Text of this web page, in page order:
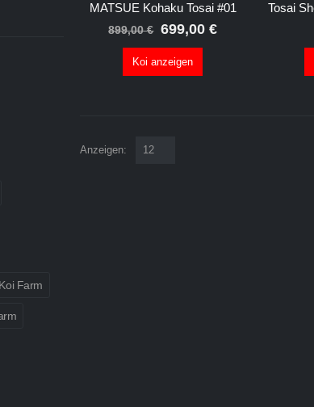
MATSUE Kohaku Tosai #01
899,00€ Ursprünglicher
war:
899,00 €
699,00 €Aktueller
Koi anzeigen
Anzeigen:
Farm